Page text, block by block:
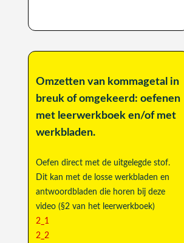
Omzetten van kommagetal in
breuk of omgekeerd: oefenen
met leerwerkboek en/of met
werkbladen.
Oefen direct met de uitgelegde stof.
Dit kan met de losse werkbladen en
antwoordbladen die horen bij deze
video (§2 van het leerwerkboek)
2_1
2_2